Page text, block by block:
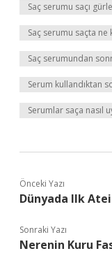
Saç serumu saçı
Saç serumu saçta ne
Saç serumundan
Serum kullandıktan
Serumlar saça nasıl
Önceki Yazı
Dünyada Ilk
Sonraki Yazı
Nerenin Kuru